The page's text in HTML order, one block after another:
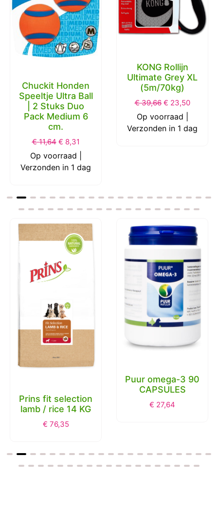
Chuckit Honden
Speeltje Ultra Ball
| 2 Stuks Duo
Pack Medium 6
cm.
€11,64 € 8,31
Op voorraad |
Verzonden in 1 dag
KONG Rollijn
Ultimate Grey XL
(5m/70kg)
€39,66 € 23,50
Op voorraad |
Verzonden in 1 dag
Prins fit selection
lamb / rice 14 KG
€ 76,35
Puur omega-3 90
CAPSULES
€ 27,64